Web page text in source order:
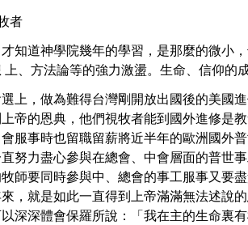
者
知道神學院幾年的學習，是那麼的微小
上、方法論等的強力激盪。生命、信仰的
上，做為難得台灣剛開放出國後的美國
帝的恩典，他們視牧者能到國外進修是
服事時也留職留薪將近半年的歐洲國外
努力盡心參與在總會、中會層面的普世
師要同時參與中、總會的事工服事又要
，就是如此一直得到上帝滿滿無法述說
深深體會保羅所說：「我在主的生命